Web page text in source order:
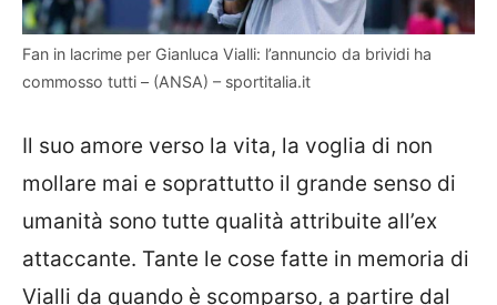
Fan in lacrime per Gianluca Vialli: l’annuncio da brividi ha
commosso tutti – (ANSA) – sportitalia.it
Il suo amore verso la vita, la voglia di non
mollare mai e soprattutto il grande senso di
umanità sono tutte qualità attribuite all’ex
attaccante. Tante le cose fatte in memoria di
Vialli da quando è scomparso, a partire dal